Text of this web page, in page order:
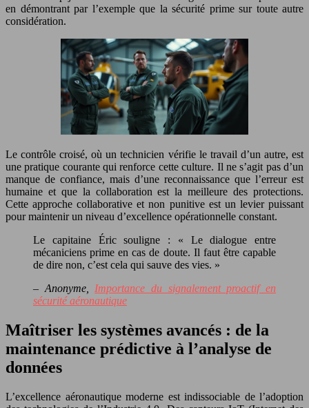
en démontrant par l’exemple que la sécurité prime sur toute autre
considération.
Le contrôle croisé, où un technicien vérifie le travail d’un autre, est
une pratique courante qui renforce cette culture. Il ne s’agit pas d’un
manque de confiance, mais d’une reconnaissance que l’erreur est
humaine et que la collaboration est la meilleure des protections.
Cette approche collaborative et non punitive est un levier puissant
pour maintenir un niveau d’excellence opérationnelle constant.
Le capitaine Éric souligne : « Le dialogue entre
mécaniciens prime en cas de doute. Il faut être capable
de dire non, c’est cela qui sauve des vies. »
– Anonyme, Importance du signalement proactif en
sécurité aéronautique
Maîtriser les systèmes avancés : de la
maintenance prédictive à l’analyse de
données
L’excellence aéronautique moderne est indissociable de l’adoption